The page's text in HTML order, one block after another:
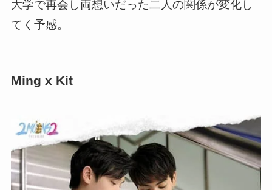
大学で再会し両想いだった二人の関係が変化し
てく予感。
Ming x Kit